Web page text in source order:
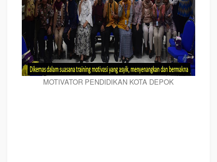
MOTIVATOR PENDIDIKAN KOTA DEPOK